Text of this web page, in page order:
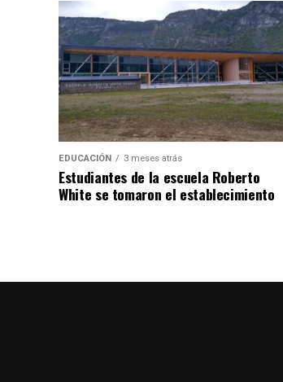
EDUCACIÓN 3 meses atrás
Estudiantes de la escuela Roberto
White se tomaron el establecimiento